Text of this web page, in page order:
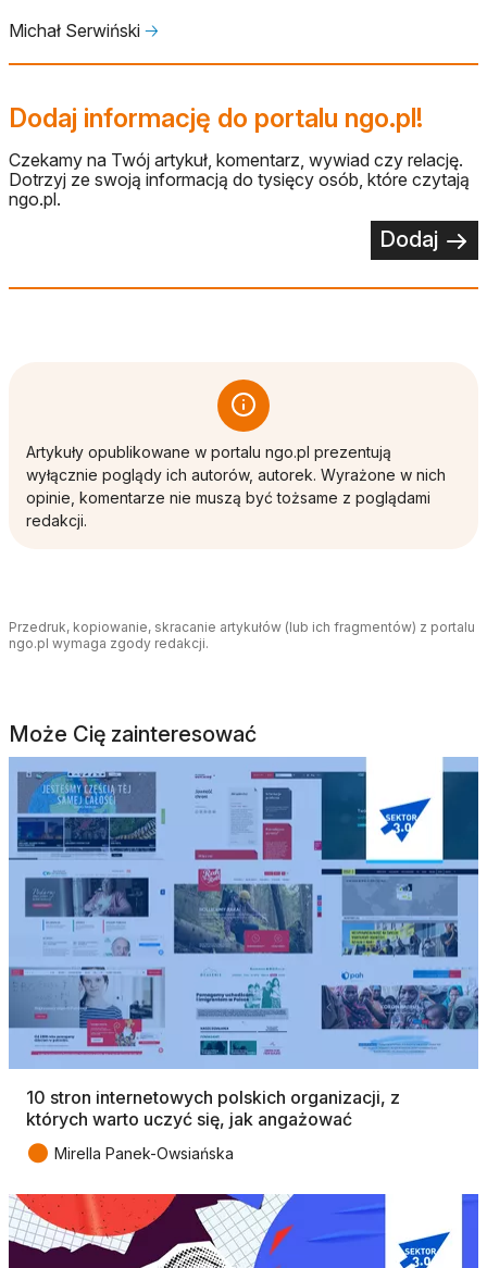
Michał Serwiński 🡢
Dodaj informację do portalu ngo.pl!
Czekamy na Twój artykuł, komentarz, wywiad czy relację.
Dotrzyj ze swoją informacją do tysięcy osób, które czytają
ngo.pl.
Dodaj
Artykuły opublikowane w portalu ngo.pl prezentują
wyłącznie poglądy ich autorów, autorek. Wyrażone w nich
opinie, komentarze nie muszą być tożsame z poglądami
redakcji.
Przedruk, kopiowanie, skracanie artykułów (lub ich fragmentów) z portalu
ngo.pl wymaga zgody redakcji.
Może Cię zainteresować
10 stron internetowych polskich organizacji, z
których warto uczyć się, jak angażować
● Mirella Panek-Owsiańska